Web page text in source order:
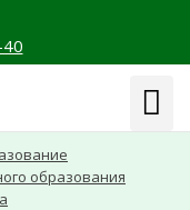
образования